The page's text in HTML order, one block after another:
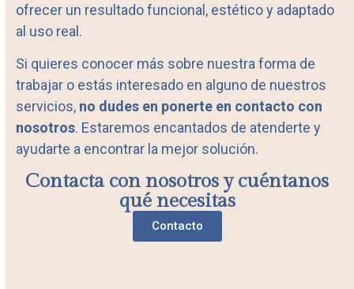
ofrecer un resultado funcional, estético y adaptado
al uso real.
Si quieres conocer más sobre nuestra forma de
trabajar o estás interesado en alguno de nuestros
servicios, no dudes en ponerte en contacto con
nosotros. Estaremos encantados de atenderte y
ayudarte a encontrar la mejor solución.
Contacta con nosotros y cuéntanos
qué necesitas
Contacto